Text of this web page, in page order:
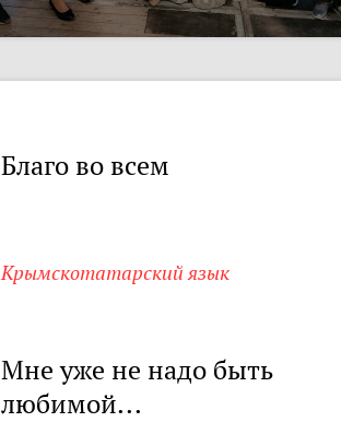
Благо во всем
Крымскотатарский язык
Мне уже не надо быть
любимой...